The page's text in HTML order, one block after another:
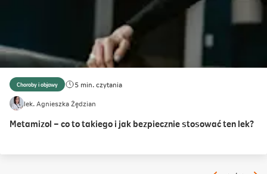
Choroby i objawy
5 min. czytania
lek. Agnieszka Żędzian
Metamizol – co to takiego i jak bezpiecznie stosować ten lek?